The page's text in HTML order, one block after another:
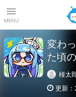
MENU
変わ
た頃
椪太
更新